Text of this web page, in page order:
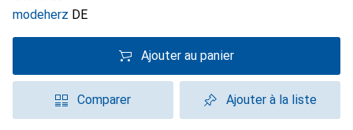
modeherz DE
Ajouter au panier
Comparer Ajouter à la liste